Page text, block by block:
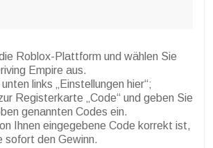
Roblox-Plattform und wählen Sie
Empire aus.
links „Einstellungen hier“;
Registerkarte „Code“ und geben Sie
genannten Codes ein.
Ihnen eingegebene Code korrekt ist,
sofort den Gewinn.